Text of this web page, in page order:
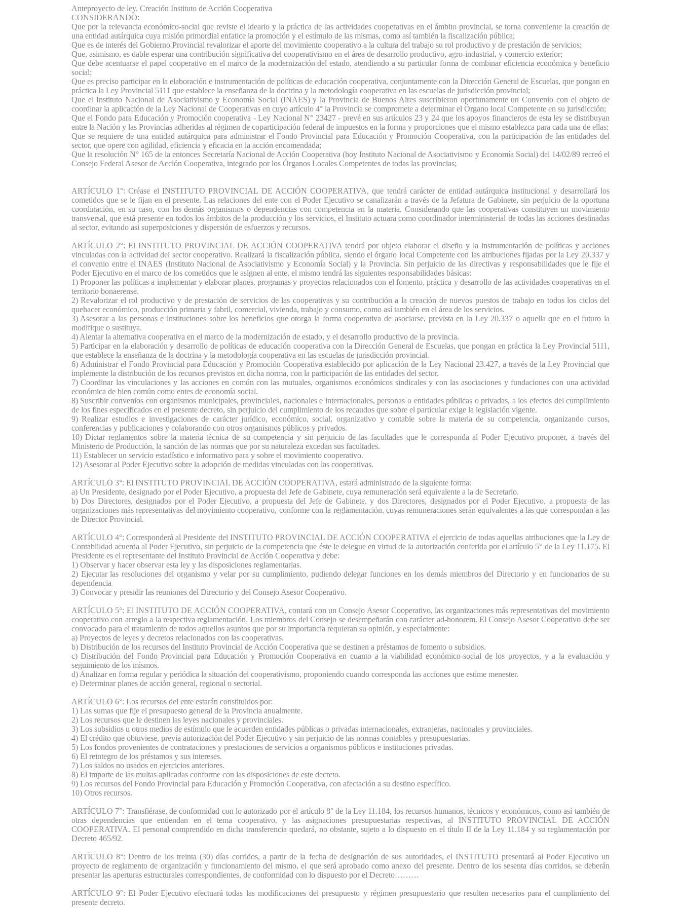
Anteproyecto de ley. Creación Instituto de Acción Cooperativa
CONSIDERANDO:
Que por la relevancia económico-social que reviste el ideario y la práctica de las actividades cooperativas en el ámbito provincial, se torna conveniente la creación de
una entidad autárquica cuya misión primordial enfatice la promoción y el estímulo de las mismas, como así también la fiscalización pública;
Que es de interés del Gobierno Provincial revalorizar el aporte del movimiento cooperativo a la cultura del trabajo su rol productivo y de prestación de servicios;
Que, asimismo, es dable esperar una contribución significativa del cooperativismo en el área de desarrollo productivo, agro-industrial, y comercio exterior;
Que debe acentuarse el papel cooperativo en el marco de la modernización del estado, atendiendo a su particular forma de combinar eficiencia económica y beneficio
social;
Que es preciso participar en la elaboración e instrumentación de políticas de educación cooperativa, conjuntamente con la Dirección General de Escuelas, que pongan en
práctica la Ley Provincial 5111 que establece la enseñanza de la doctrina y la metodología cooperativa en las escuelas de jurisdicción provincial;
Que el Instituto Nacional de Asociativismo y Economía Social (INAES) y la Provincia de Buenos Aires suscribieron oportunamente un Convenio con el objeto de
coordinar la aplicación de la Ley Nacional de Cooperativas en cuyo artículo 4° la Provincia se compromete a determinar el Órgano local Competente en su jurisdicción;
Que el Fondo para Educación y Promoción cooperativa - Ley Nacional N° 23427 - prevé en sus artículos 23 y 24 que los apoyos financieros de esta ley se distribuyan
entre la Nación y las Provincias adheridas al régimen de coparticipación federal de impuestos en la forma y proporciones que el mismo establezca para cada una de ellas;
Que se requiere de una entidad autárquica para administrar el Fondo Provincial para Educación y Promoción Cooperativa, con la participación de las entidades del
sector, que opere con agilidad, eficiencia y eficacia en la acción encomendada;
Que la resolución N° 165 de la entonces Secretaría Nacional de Acción Cooperativa (hoy Instituto Nacional de Asociativismo y Economía Social) del 14/02/89 recreó el
Consejo Federal Asesor de Acción Cooperativa, integrado por los Órganos Locales Competentes de todas las provincias;
ARTÍCULO 1°: Créase el INSTITUTO PROVINCIAL DE ACCIÓN COOPERATIVA, que tendrá carácter de entidad autárquica institucional y desarrollará los
cometidos que se le fijan en el presente. Las relaciones del ente con el Poder Ejecutivo se canalizarán a través de la Jefatura de Gabinete, sin perjuicio de la oportuna
coordinación, en su caso, con los demás organismos o dependencias con competencia en la materia. Considerando que las cooperativas constituyen un movimiento
transversal, que está presente en todos los ámbitos de la producción y los servicios, el Instituto actuara como coordinador interministerial de todas las acciones destinadas
al sector, evitando asi superposiciones y dispersión de esfuerzos y recursos.
ARTÍCULO 2°: El INSTITUTO PROVINCIAL DE ACCIÓN COOPERATIVA tendrá por objeto elaborar el diseño y la instrumentación de políticas y acciones
vinculadas con la actividad del sector cooperativo. Realizará la fiscalización pública, siendo el órgano local Competente con las atribuciones fijadas por la Ley 20.337 y
el convenio entre el INAES (Instituto Nacional de Asociativismo y Economía Social) y la Provincia. Sin perjuicio de las directivas y responsabilidades que le fije el
Poder Ejecutivo en el marco de los cometidos que le asignen al ente, el mismo tendrá las siguientes responsabilidades básicas:
1) Proponer las políticas a implementar y elaborar planes, programas y proyectos relacionados con el fomento, práctica y desarrollo de las actividades cooperativas en el
territorio bonaerense.
2) Revalorizar el rol productivo y de prestación de servicios de las cooperativas y su contribución a la creación de nuevos puestos de trabajo en todos los ciclos del
quehacer económico, producción primaria y fabril, comercial, vivienda, trabajo y consumo, como así también en el área de los servicios.
3) Asesorar a las personas e instituciones sobre los beneficios que otorga la forma cooperativa de asociarse, prevista en la Ley 20.337 o aquella que en el futuro la
modifique o sustituya.
4) Alentar la alternativa cooperativa en el marco de la modernización de estado, y el desarrollo productivo de la provincia.
5) Participar en la elaboración y desarrollo de políticas de educación cooperativa con la Dirección General de Escuelas, que pongan en práctica la Ley Provincial 5111,
que establece la enseñanza de la doctrina y la metodología cooperativa en las escuelas de jurisdicción provincial.
6) Administrar el Fondo Provincial para Educación y Promoción Cooperativa establecido por aplicación de la Ley Nacional 23.427, a través de la Ley Provincial que
implemente la distribución de los recursos previstos en dicha norma, con la participación de las entidades del sector.
7) Coordinar las vinculaciones y las acciones en común con las mutuales, organismos económicos sindicales y con las asociaciones y fundaciones con una actividad
económica de bien común como entes de economía social.
8) Suscribir convenios con organismos municipales, provinciales, nacionales e internacionales, personas o entidades públicas o privadas, a los efectos del cumplimiento
de los fines especificados en el presente decreto, sin perjuicio del cumplimiento de los recaudos que sobre el particular exige la legislación vigente.
9) Realizar estudios e investigaciones de carácter jurídico, económico, social, organizativo y contable sobre la materia de su competencia, organizando cursos,
conferencias y publicaciones y colaborando con otros organismos públicos y privados.
10) Dictar reglamentos sobre la materia técnica de su competencia y sin perjuicio de las facultades que le corresponda al Poder Ejecutivo proponer, a través del
Ministerio de Producción, la sanción de las normas que por su naturaleza excedan sus facultades.
11) Establecer un servicio estadístico e informativo para y sobre el movimiento cooperativo.
12) Asesorar al Poder Ejecutivo sobre la adopción de medidas vinculadas con las cooperativas.
ARTÍCULO 3°: El INSTITUTO PROVINCIAL DE ACCIÓN COOPERATIVA, estará administrado de la siguiente forma:
a) Un Presidente, designado por el Poder Ejecutivo, a propuesta del Jefe de Gabinete, cuya remuneración será equivalente a la de Secretario.
b) Dos Directores, designados por el Poder Ejecutivo, a propuesta del Jefe de Gabinete, y dos Directores, designados por el Poder Ejecutivo, a propuesta de las
organizaciones más representativas del movimiento cooperativo, conforme con la reglamentación, cuyas remuneraciones serán equivalentes a las que correspondan a las
de Director Provincial.
ARTÍCULO 4°: Corresponderá al Presidente del INSTITUTO PROVINCIAL DE ACCIÓN COOPERATIVA el ejercicio de todas aquellas atribuciones que la Ley de
Contabilidad acuerda al Poder Ejecutivo, sin perjuicio de la competencia que éste le delegue en virtud de la autorización conferida por el artículo 5° de la Ley 11.175. El
Presidente es el representante del Instituto Provincial de Acción Cooperativa y debe:
1) Observar y hacer observar esta ley y las disposiciones reglamentarias.
2) Ejecutar las resoluciones del organismo y velar por su cumplimiento, pudiendo delegar funciones en los demás miembros del Directorio y en funcionarios de su
dependencia
3) Convocar y presidir las reuniones del Directorio y del Consejo Asesor Cooperativo.
ARTÍCULO 5°: El INSTITUTO DE ACCIÓN COOPERATIVA, contará con un Consejo Asesor Cooperativo, las organizaciones más representativas del movimiento
cooperativo con arreglo a la respectiva reglamentación. Los miembros del Consejo se desempeñarán con carácter ad-honorem. El Consejo Asesor Cooperativo debe ser
convocado para el tratamiento de todos aquellos asuntos que por su importancia requieran su opinión, y especialmente:
a) Proyectos de leyes y decretos relacionados con las cooperativas.
b) Distribución de los recursos del Instituto Provincial de Acción Cooperativa que se destinen a préstamos de fomento o subsidios.
c) Distribución del Fondo Provincial para Educación y Promoción Cooperativa en cuanto a la viabilidad económico-social de los proyectos, y a la evaluación y
seguimiento de los mismos.
d) Analizar en forma regular y periódica la situación del cooperativismo, proponiendo cuando corresponda las acciones que estime menester.
e) Determinar planes de acción general, regional o sectorial.
ARTÍCULO 6°: Los recursos del ente estarán constituidos por:
1) Las sumas que fije el presupuesto general de la Provincia anualmente.
2) Los recursos que le destinen las leyes nacionales y provinciales.
3) Los subsidios u otros medios de estímulo que le acuerden entidades públicas o privadas internacionales, extranjeras, nacionales y provinciales.
4) El crédito que obtuviese, previa autorización del Poder Ejecutivo y sin perjuicio de las normas contables y presupuestarias.
5) Los fondos provenientes de contrataciones y prestaciones de servicios a organismos públicos e instituciones privadas.
6) El reintegro de los préstamos y sus intereses.
7) Los saldos no usados en ejercicios anteriores.
8) El importe de las multas aplicadas conforme con las disposiciones de este decreto.
9) Los recursos del Fondo Provincial para Educación y Promoción Cooperativa, con afectación a su destino específico.
10) Otros recursos.
ARTÍCULO 7°: Transfiérase, de conformidad con lo autorizado por el artículo 8° de la Ley 11.184, los recursos humanos, técnicos y económicos, como así también de
otras dependencias que entiendan en el tema cooperativo, y las asignaciones presupuestarias respectivas, al INSTITUTO PROVINCIAL DE ACCIÓN
COOPERATIVA. El personal comprendido en dicha transferencia quedará, no obstante, sujeto a lo dispuesto en el título II de la Ley 11.184 y su reglamentación por
Decreto 465/92.
ARTÍCULO 8°: Dentro de los treinta (30) días corridos, a partir de la fecha de designación de sus autoridades, el INSTITUTO presentará al Poder Ejecutivo un
proyecto de reglamento de organización y funcionamiento del mismo, el que será aprobado como anexo del presente. Dentro de los sesenta días corridos, se deberán
presentar las aperturas estructurales correspondientes, de conformidad con lo dispuesto por el Decreto………
ARTÍCULO 9°: El Poder Ejecutivo efectuará todas las modificaciones del presupuesto y régimen presupuestario que resulten necesarios para el cumplimiento del
presente decreto.